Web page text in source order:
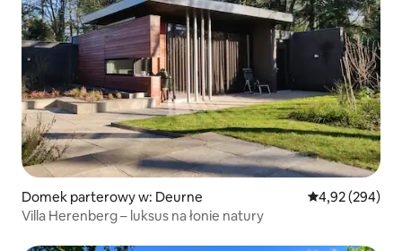
Domek parterowy w: Deurne Średnia
4,92 (294)
Villa Herenberg – luksus na łonie natury